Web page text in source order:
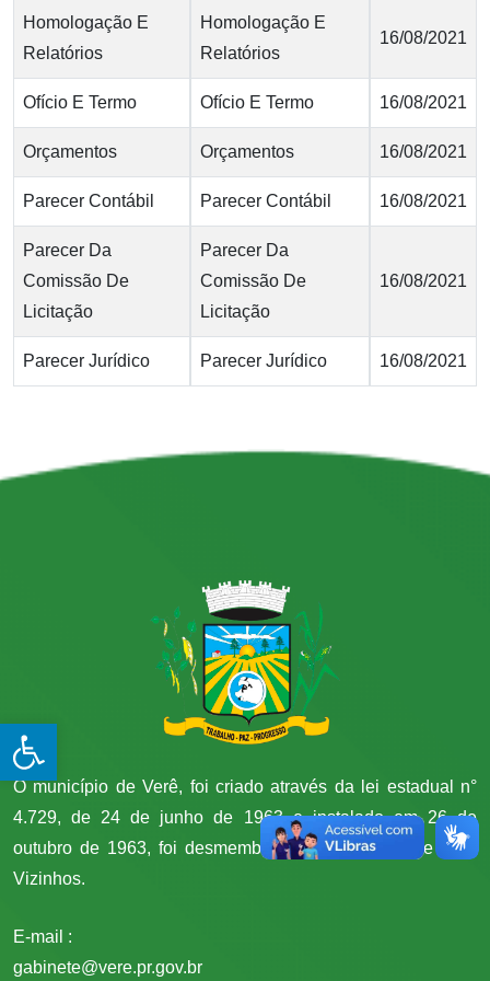
Open toolbar
Homologação E
Relatórios
Homologação E
Relatórios
16/08/2021
Ofício E Termo Ofício E Termo 16/08/2021
Orçamentos Orçamentos 16/08/2021
Parecer Contábil Parecer Contábil 16/08/2021
Parecer Da
Comissão De
Licitação
Parecer Da
Comissão De
Licitação
16/08/2021
Parecer Jurídico Parecer Jurídico 16/08/2021
O município de Verê, foi criado através da lei estadual n°
4.729, de 24 de junho de 1963 e instalado em 26 de
outubro de 1963, foi desmembrado do município de Dois
Vizinhos.
E-mail :
gabinete@vere.pr.gov.br